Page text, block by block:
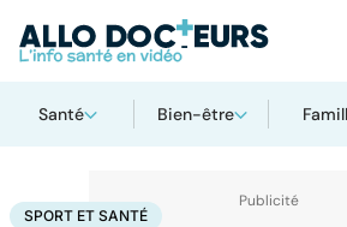
Santé Bien-être
AccueilBien-êtreSport santé Sport et santé
SPORT ET SANTÉ